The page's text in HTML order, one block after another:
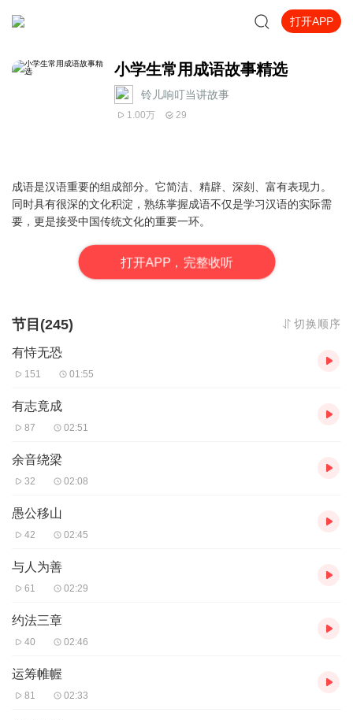
打开APP
小学生常用成语故事精选
铃儿响叮当讲故事
1.00万 29
成语是汉语重要的组成部分。它简洁、精辟、深刻、富有表现力。
同时具有很深的文化积淀，熟练掌握成语不仅是学习汉语的实际需
要，更是接受中国传统文化的重要一环。
打开APP，完整收听
节目(245) 切换顺序
有恃无恐
151 01:55
有志竟成
87 02:51
余音绕梁
32 02:08
愚公移山
42 02:45
与人为善
61 02:29
约法三章
40 02:46
运筹帷幄
81 02:33